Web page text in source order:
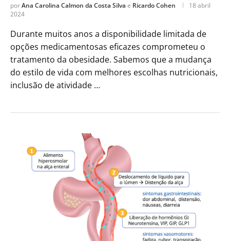
porAna Carolina Calmon da Costa Silva e Ricardo Cohen
18 abril
2024
Durante muitos anos a disponibilidade limitada de
opções medicamentosas eficazes comprometeu o
tratamento da obesidade. Sabemos que a mudança
do estilo de vida com melhores escolhas nutricionais,
inclusão de atividade …